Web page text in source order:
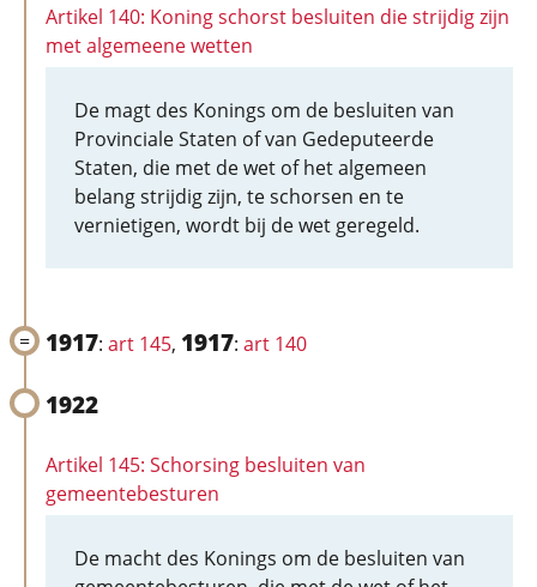
Artikel 140: Koning schorst besluiten die strijdig zijn
met algemeene wetten
De magt des Konings om de besluiten van
Provinciale Staten of van Gedeputeerde
Staten, die met de wet of het algemeen
belang strijdig zijn, te schorsen en te
vernietigen, wordt bij de wet geregeld.
1917: art 145, 1917: art 140
1922
Artikel 145: Schorsing besluiten van
gemeentebesturen
De macht des Konings om de besluiten van